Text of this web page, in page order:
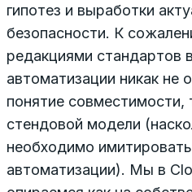
гипотез и выработки
безопасности. К
редакциями стандартов
автоматизации никак не
понятие совместимости,
стендовой модели
необходимо
автоматизации). Мы в